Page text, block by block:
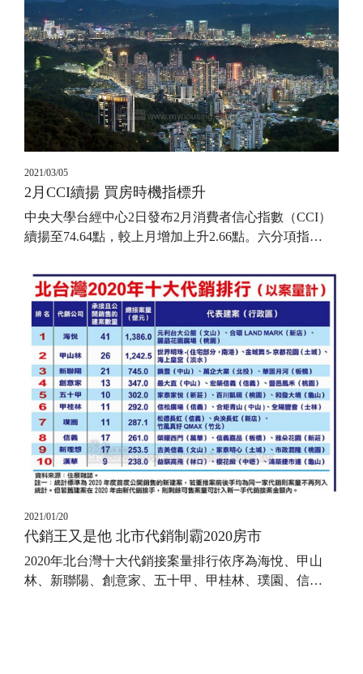
2021/03/05
2月CCI續揚 買房時機指標升
中央大學台經中心2日發布2月消費者信心指數（CCI）
續揚至74.64點，較上月增加上升2.66點。六分項指…
2021/01/20
代銷王又是他 北市代銷制霸2020房市
2020年北台灣十大代銷接案量排行依序為海悅、甲山
林、新聯陽、創意家、五十甲、甲桂林、璞園、信…